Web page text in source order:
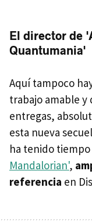
El director de
Quantumania'
Aquí tampoco
trabajo amable y
entregas,
esta nueva
ha tenido
Mandalorian',
referencia en